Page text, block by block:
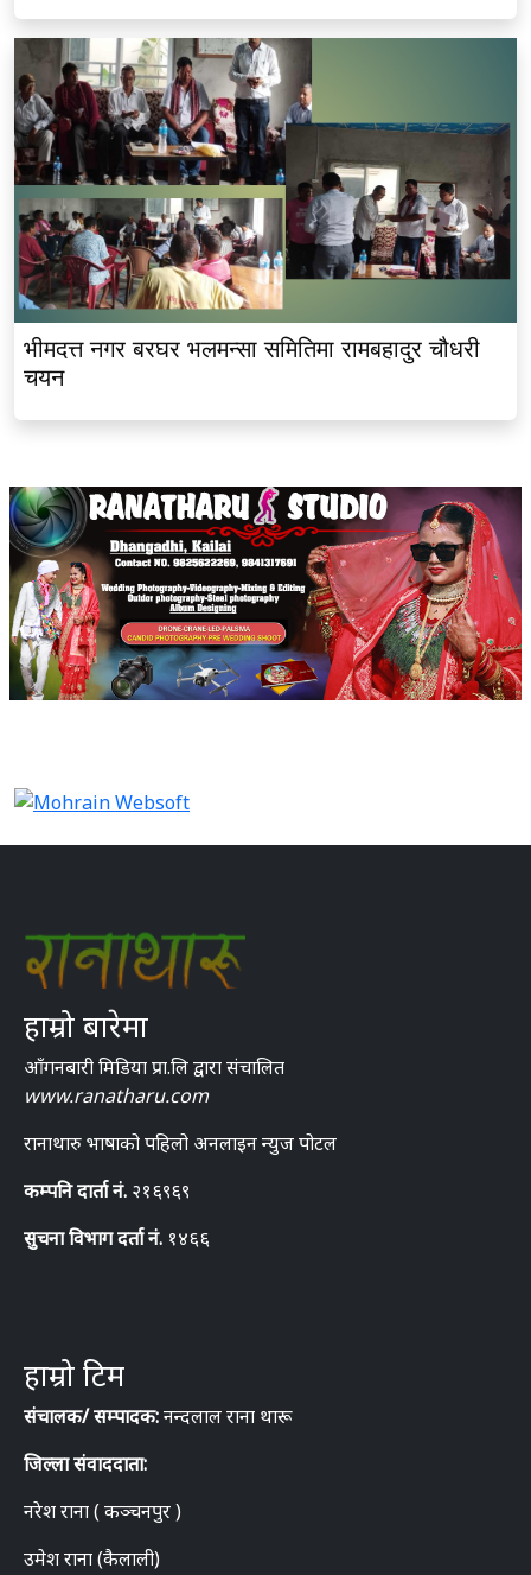
भीमदत्त नगर बरघर भलमन्सा समितिमा रामबहादुर चौधरी
चयन
हाम्रो बारेमा
आँगनबारी मिडिया प्रा.लि द्वारा संचालित
www.ranatharu.com
रानाथारु भाषाको पहिलो अनलाइन न्युज पोटल
कम्पनि दार्ता नं. २१६९६९
सुचना विभाग दर्ता नं. १४६६
हाम्रो टिम
संचालक/ सम्पादक:नन्दलाल राना थारू
जिल्ला संवाददाता:
नरेश राना ( कञ्चनपुर )
उमेश राना (कैलाली)